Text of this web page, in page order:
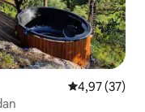
4,97 de uma
4,97 (37)